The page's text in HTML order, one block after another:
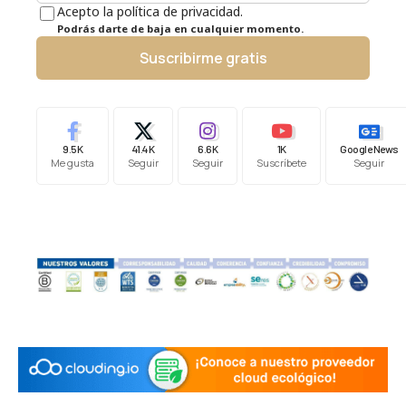
Acepto la política de privacidad.
Podrás darte de baja en cualquier momento.
Suscribirme gratis
9.5K
Me gusta
41.4K
Seguir
6.6K
Seguir
1K
Suscríbete
Google News
Seguir